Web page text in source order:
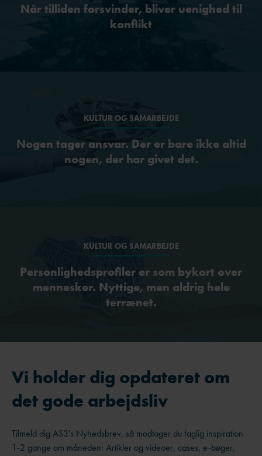
Når tilliden forsvinder, bliver uenighed til
konflikt
KULTUR OG SAMARBEJDE
Nogen tager ansvar. Der er bare ikke altid
nogen, der har givet det.
KULTUR OG SAMARBEJDE
Personlighedsprofiler er som bykort over
mennesker. Nyttige, men aldrig hele
terrænet.
Vi holder dig opdateret om
det gode arbejdsliv
Tilmeld dig AS3's Nyhedsbrev, så modtager du faglig inspiration
1-2 gange om måneden: Artikler og videoer, cases, e-bøger,